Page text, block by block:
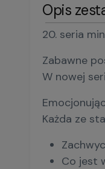
Opis
20. seria
Zabawne
W nowej
Każda ze
Co jest